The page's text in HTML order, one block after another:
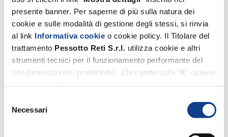
presente banner. Per saperne di più sulla natura dei
cookie e sulle modalità di gestione degli stessi, si rinvia
al link Informativa cookie o cookie policy. Il Titolare del
trattamento Pessotto Reti S.r.l.
utilizza cookie e altri
strumenti tecnici per il funzionamento performante del
sito (impostazioni predefinite). Cliccando sulla “X” oppure
predefinite. Invece, i cookie di profilazione e di terze parti
(utilizzati dal Titolare suddetto per migliorare l’esperienza
delNecessari
Privacy policy Privacy policy
*(Mandatory) I declare that I have read the
privacy policy.